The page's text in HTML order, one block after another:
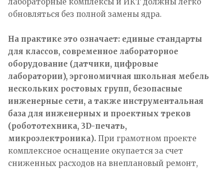
обновляться без полной замены ядра.
На практике это означает: единые стандарты
для классов, современное лабораторное
оборудование (датчики, цифровые
лаборатории), эргономичная школьная мебель
нескольких ростовых групп, безопасные
инженерные сети, а также инструментальная
база для инженерных и проектных треков
(робототехника, 3D-печать,
микроэлектроника). При грамотном проекте
комплексное оснащение окупается за счет
сниженных расходов на внеплановый ремонт,